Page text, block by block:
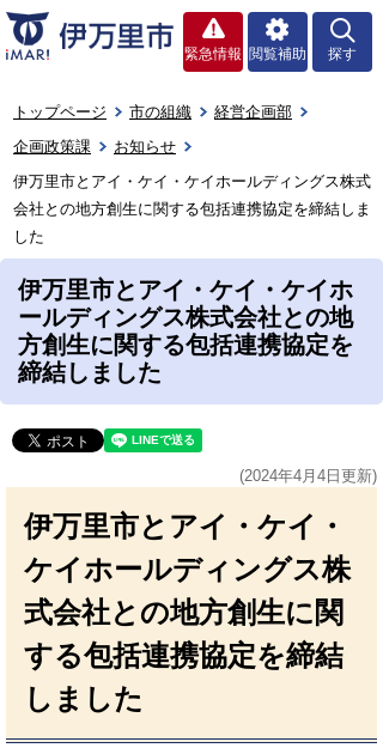
緊急情報 閲覧補助 探す
トップページ 市の組織
経営企画部
企画政策課
お知らせ
伊万里市とアイ・ケイ・ケイホールディングス株式
会社との地方創生に関する包括連携協定を締結しま
した
伊万里市とアイ・ケイ・ケイホ
ールディングス株式会社との地
方創生に関する包括連携協定を
締結しました
(2024年4月4日更新)
伊万里市とアイ・ケイ・
ケイホールディングス株
式会社との地方創生に関
する包括連携協定を締結
しました